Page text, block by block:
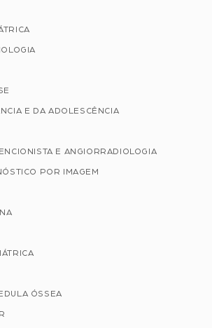
E DA ADOLESCÊNCIA
E ANGIORRADIOLOGIA
POR IMAGEM
ÓSSEA